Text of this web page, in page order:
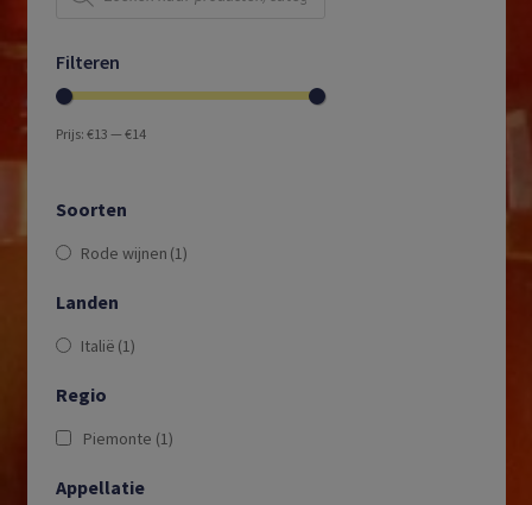
Filteren
Prijs: €13 — €14
Soorten
Rode wijnen (1)
Landen
Italië (1)
Regio
Piemonte (1)
Appellatie